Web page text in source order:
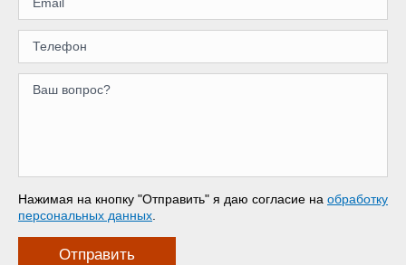
Нажимая на кнопку "Отправить" я даю согласие на обработку
персональных данных
Отправить